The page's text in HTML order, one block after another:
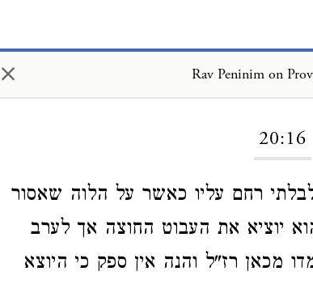
× Rav Peninim on
20:16
לבלתי רחם עליו כאשר על הלוה שאסור
יוציא את העבוט החוצה אך לערב
מכאן רז"ל והנה אין ספק כי היוצא